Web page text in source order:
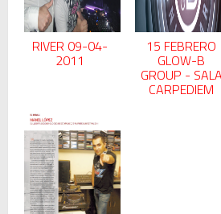
RIVER 09-04-
2011
15 FEBRERO
GLOW-B
GROUP - SALA
CARPEDIEM